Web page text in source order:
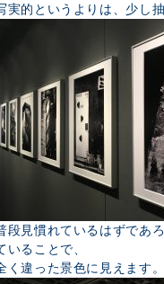
実的というよりは、少し
段見慣れているはずであ
いることで、
く違った景色に見えます。